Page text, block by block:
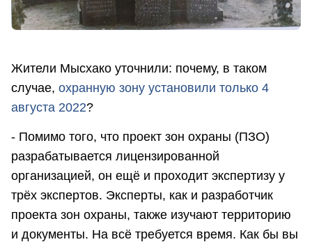
Жители Мысхако уточнили: почему, в таком
случае, охранную зону установили только 4
августа 2022?
- Помимо того, что проект зон охраны (ПЗО)
разрабатывается лицензированной
организацией, он ещё и проходит экспертизу у
трёх экспертов. Эксперты, как и разработчик
проекта зон охраны, также изучают территорию
и документы. На всё требуется время. Как бы вы